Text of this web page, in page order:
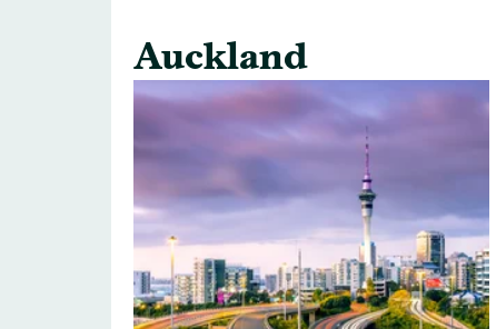
Auckland